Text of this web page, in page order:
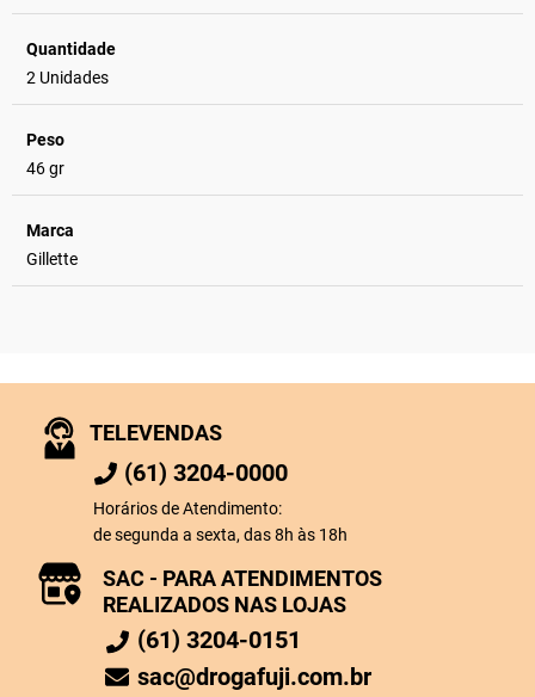
Quantidade
2 Unidades
Peso
46 gr
Marca
Gillette
TELEVENDAS
(61) 3204-0000
Horários de Atendimento:
de segunda a sexta, das 8h às 18h
SAC - PARA ATENDIMENTOS
REALIZADOS NAS LOJAS
(61) 3204-0151
sac@drogafuji.com.br